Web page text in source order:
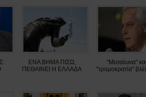
ΕΝΑ ΒΗΜΑ ΠΙΣΩ,
ΠΕΘΑΙΝΕΙ Η ΕΛΛΑΔΑ
"Μεσαίωνα" και
"τρομοκρατία"